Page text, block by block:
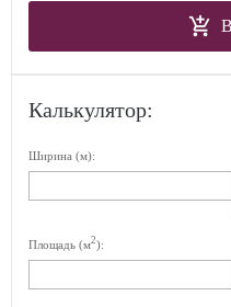
Калькулятор:
Ширина (м):
Площадь (м2):